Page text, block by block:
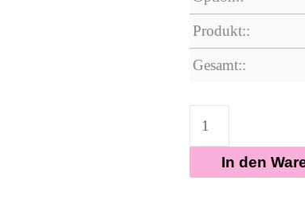
Produkt::
Gesamt::
In den